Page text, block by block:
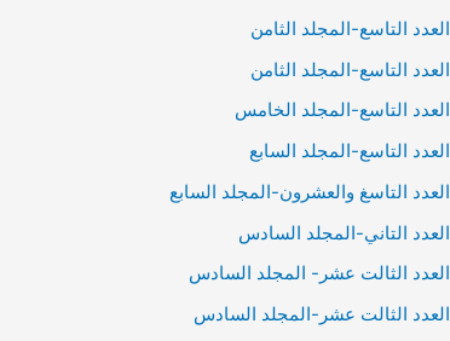
العدد التاسع-المجلد الثامن
العدد التاسع-المجلد الثامن
العدد التاسع-المجلد الخامس
العدد التاسع-المجلد السابع
العدد التاسغ والعشرون-المجلد السابع
العدد التاني-المجلد السادس
العدد الثالت عشر- المجلد السادس
العدد الثالت عشر-المجلد السادس